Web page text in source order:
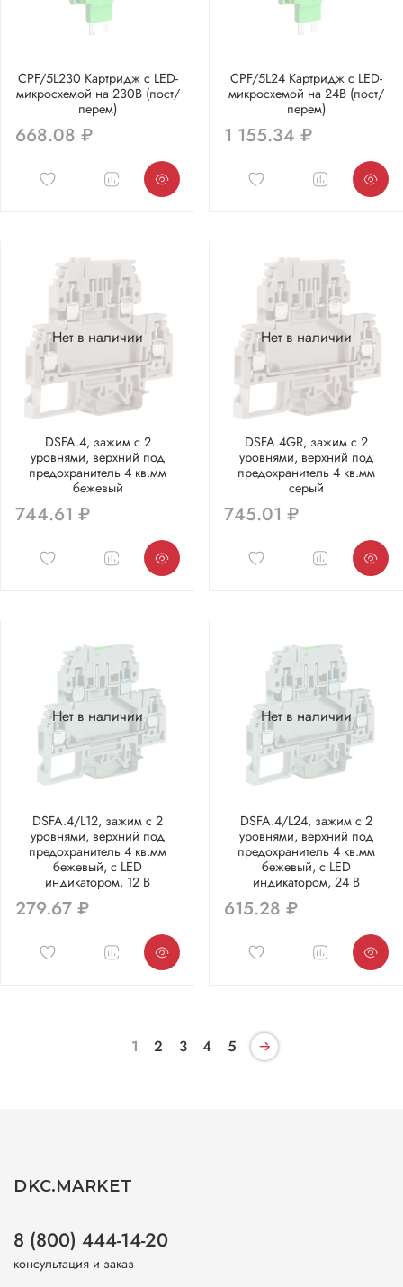
CPF/5L230 Картридж с LED-
микросхемой на 230В (пост/
перем)
668.08 ₽
CPF/5L24 Картридж с LED-
микросхемой на 24В (пост/
перем)
1 155.34 ₽
Нет в наличии
DSFA.4, зажим с 2
уровнями, верхний под
предохранитель 4 кв.мм
бежевый
744.61 ₽
Нет в наличии
DSFA.4GR, зажим с 2
уровнями, верхний под
предохранитель 4 кв.мм
серый
745.01 ₽
Нет в наличии
DSFA.4/L12, зажим с 2
уровнями, верхний под
предохранитель 4 кв.мм
бежевый, с LED
индикатором, 12 В
279.67 ₽
Нет в наличии
DSFA.4/L24, зажим с 2
уровнями, верхний под
предохранитель 4 кв.мм
бежевый, с LED
индикатором, 24 В
615.28 ₽
1 2 3 4 5
DKC.MARKET
8 (800) 444-14-20
консультация и заказ